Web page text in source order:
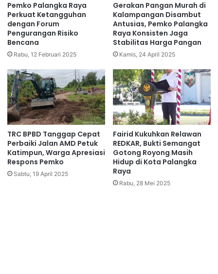
Pemko Palangka Raya
Perkuat Ketangguhan
dengan Forum
Pengurangan Risiko
Bencana
Rabu, 12 Februari 2025
Gerakan Pangan Murah di
Kalampangan Disambut
Antusias, Pemko Palangka
Raya Konsisten Jaga
Stabilitas Harga Pangan
Kamis, 24 April 2025
TRC BPBD Tanggap Cepat
Perbaiki Jalan AMD Petuk
Katimpun, Warga Apresiasi
Respons Pemko
Sabtu, 19 April 2025
Fairid Kukuhkan Relawan
REDKAR, Bukti Semangat
Gotong Royong Masih
Hidup di Kota Palangka
Raya
Rabu, 28 Mei 2025